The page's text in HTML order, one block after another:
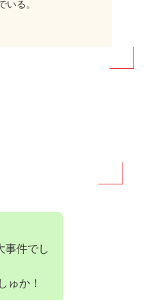
る。
事件でし
ゅか！